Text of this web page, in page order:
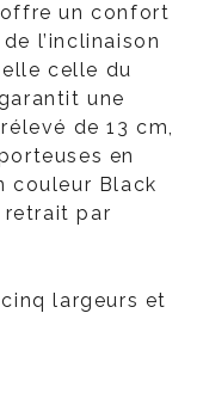
un confort
l’inclinaison
celle du
une
de 13 cm,
en
couleur Black
par
largeurs et